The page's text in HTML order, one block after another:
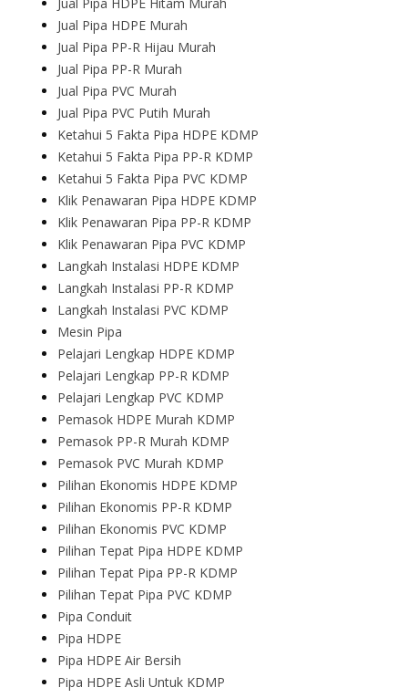
Jual Pipa HDPE Murah
Jual Pipa PP-R Hijau Murah
Jual Pipa PP-R Murah
Jual Pipa PVC Murah
Jual Pipa PVC Putih Murah
Ketahui 5 Fakta Pipa HDPE KDMP
Ketahui 5 Fakta Pipa PP-R KDMP
Ketahui 5 Fakta Pipa PVC KDMP
Klik Penawaran Pipa HDPE KDMP
Klik Penawaran Pipa PP-R KDMP
Klik Penawaran Pipa PVC KDMP
Langkah Instalasi HDPE KDMP
Langkah Instalasi PP-R KDMP
Langkah Instalasi PVC KDMP
Mesin Pipa
Pelajari Lengkap HDPE KDMP
Pelajari Lengkap PP-R KDMP
Pelajari Lengkap PVC KDMP
Pemasok HDPE Murah KDMP
Pemasok PP-R Murah KDMP
Pemasok PVC Murah KDMP
Pilihan Ekonomis HDPE KDMP
Pilihan Ekonomis PP-R KDMP
Pilihan Ekonomis PVC KDMP
Pilihan Tepat Pipa HDPE KDMP
Pilihan Tepat Pipa PP-R KDMP
Pilihan Tepat Pipa PVC KDMP
Pipa Conduit
Pipa HDPE
Pipa HDPE Air Bersih
Pipa HDPE Asli Untuk KDMP